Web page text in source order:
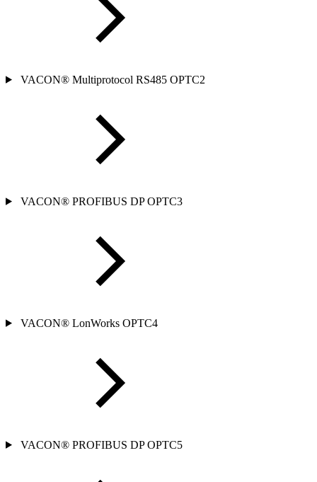
VACON® Multiprotocol RS485 OPTC2
VACON® PROFIBUS DP OPTC3
VACON® LonWorks OPTC4
VACON® PROFIBUS DP OPTC5